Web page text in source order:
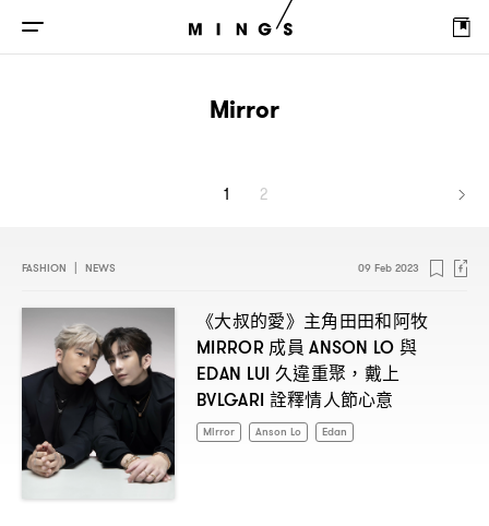
Mirror
1 2
FASHION NEWS 09 Feb 2023
《大叔的愛》主角田田和阿牧
MIRROR 成員 ANSON LO與
EDAN LUI 久違重聚 ， 戴上
BVLGARI 詮釋情人節心意
Mirror Anson Lo Edan